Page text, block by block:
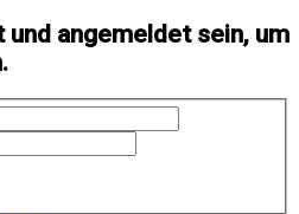
angemeldet sein, um